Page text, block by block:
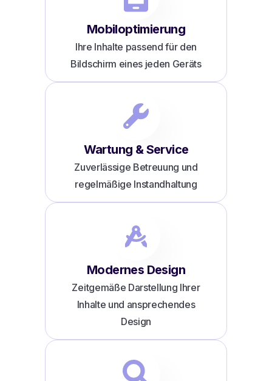
Mobiloptimierung
Ihre Inhalte passend für den
Bildschirm eines jeden Geräts
Wartung & Service
Zuverlässige Betreuung und
regelmäßige Instandhaltung
Modernes Design
Zeitgemäße Darstellung Ihrer
Inhalte und ansprechendes
Design